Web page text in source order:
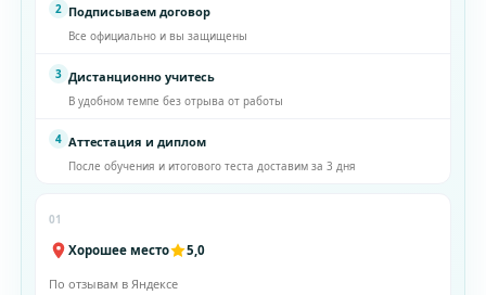
2 Подписываем договор
Все официально и вы защищены
3 Дистанционно учитесь
В удобном темпе без отрыва от работы
4 Аттестация и диплом
После обучения и итогового теста доставим за 3 дня
01
Хорошее место 5,0
По отзывам в Яндексе